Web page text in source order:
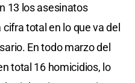
13 los asesinatos
total en lo que va del
En todo marzo del
total 16 homicidios, lo